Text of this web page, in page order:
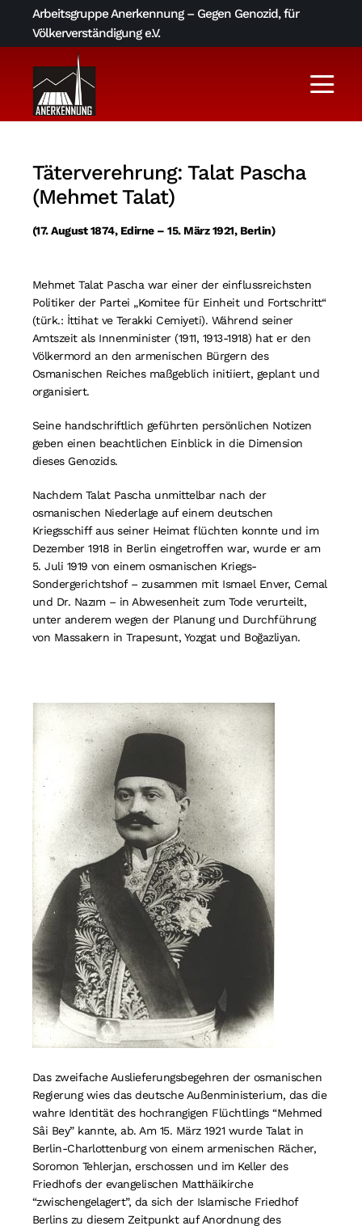
Arbeitsgruppe Anerkennung – Gegen Genozid, für
Völkerverständigung e.V.
Über uns
AGA-Archiv
Literatur und Links
Kontakt
Suche
nach:
Täterverehrung: Talat Pascha
(Mehmet Talat)
(17. August 1874, Edirne – 15. März 1921, Berlin)
Mehmet Talat Pascha war einer der einflussreichsten
Politiker der Partei „Komitee für Einheit und Fortschritt“
(türk.: İttihat ve Terakki Cemiyeti). Während seiner
Amtszeit als Innenminister (1911, 1913-1918) hat er den
Völkermord an den armenischen Bürgern des
Osmanischen Reiches maßgeblich initiiert, geplant und
organisiert.
Seine handschriftlich geführten persönlichen Notizen
geben einen beachtlichen Einblick in die Dimension
dieses Genozids.
Nachdem Talat Pascha unmittelbar nach der
osmanischen Niederlage auf einem deutschen
Kriegsschiff aus seiner Heimat flüchten konnte und im
Dezember 1918 in Berlin eingetroffen war, wurde er am
5. Juli 1919 von einem osmanischen Kriegs-
Sondergerichtshof – zusammen mit Ismael Enver, Cemal
und Dr. Nazιm – in Abwesenheit zum Tode verurteilt,
unter anderem wegen der Planung und Durchführung
von Massakern in Trapesunt, Yozgat und Boğazliyan.
Das zweifache Auslieferungsbegehren der osmanischen
Regierung wies das deutsche Außenministerium, das die
wahre Identität des hochrangigen Flüchtlings “Mehmed
Sâi Bey” kannte, ab. Am 15. März 1921 wurde Talat in
Berlin-Charlottenburg von einem armenischen Rächer,
Soromon Tehlerjan, erschossen und im Keller des
Friedhofs der evangelischen Matthäikirche
“zwischengelagert”, da sich der Islamische Friedhof
Berlins zu diesem Zeitpunkt auf Anordnung des